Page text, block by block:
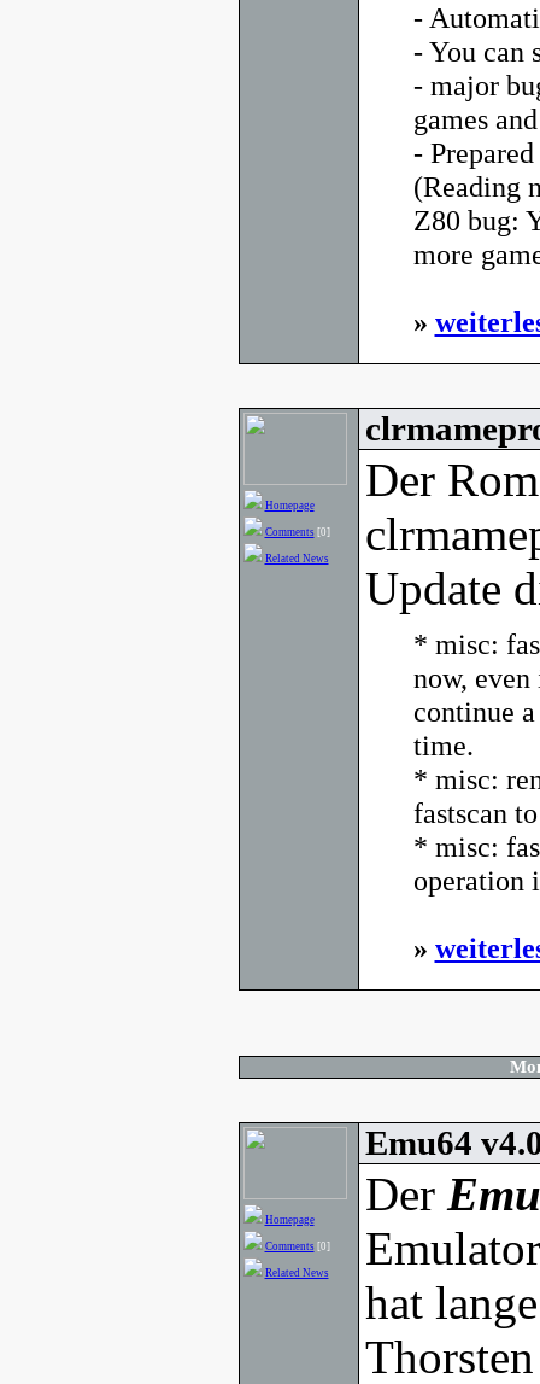
-
- You can
- major
games
-
(Reading
Z80 bug:
more
»
Homepage
Comments [0]
Related News
Der
Update
* misc:
now,
continue
time.
* misc:
fastscan
* misc:
operation
»
Homepage
Comments [0]
Related News
Emu64
Der
hat